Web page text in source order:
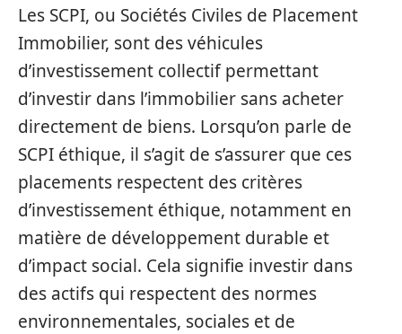
Les SCPI, ou Sociétés Civiles de Placement
Immobilier, sont des véhicules
d’investissement collectif permettant
d’investir dans l’immobilier sans acheter
directement de biens. Lorsqu’on parle de
SCPI éthique, il s’agit de s’assurer que ces
placements respectent des critères
d’investissement éthique, notamment en
matière de développement durable et
d’impact social. Cela signifie investir dans
des actifs qui respectent des normes
environnementales, sociales et de